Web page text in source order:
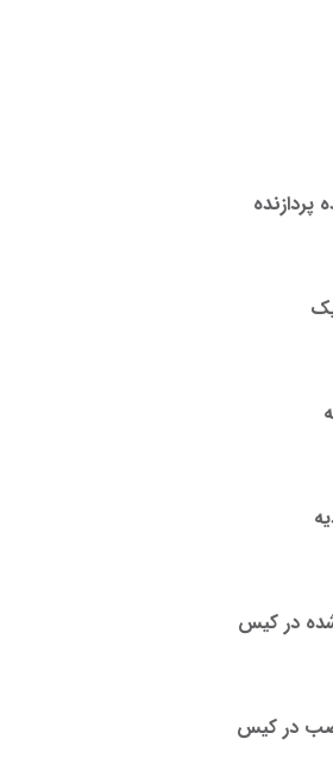
در کیس
در کیس